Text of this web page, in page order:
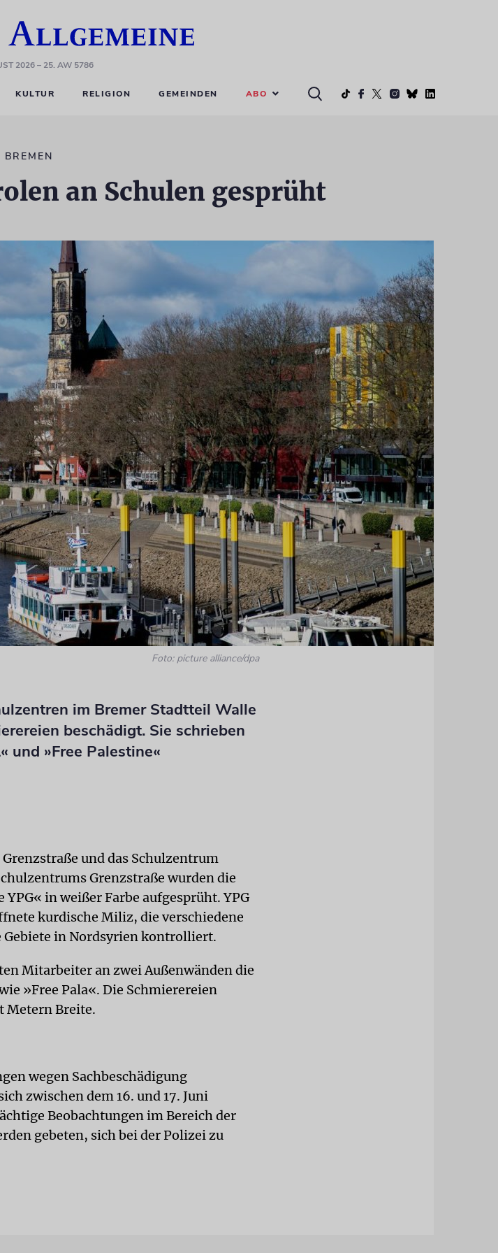
2026– 25. AW 5786
KULTUR RELIGION GEMEINDEN ABO
BREMEN
an Schulen gesprüht
Foto: picture alliance/dpa
im Bremer Stadtteil Walle
beschädigt. Sie schrieben
und »Free Palestine«
und das Schulzentrum
Grenzstraße wurden die
YPG« in weißer Farbe aufgesprüht. YPG
kurdische Miliz, die verschiedene
in Nordsyrien kontrolliert.
Mitarbeiter an zwei Außenwänden die
»Free Pala«. Die Schmierereien
Metern Breite.
wegen Sachbeschädigung
zwischen dem 16. und 17. Juni
Beobachtungen im Bereich der
gebeten, sich bei der Polizei zu